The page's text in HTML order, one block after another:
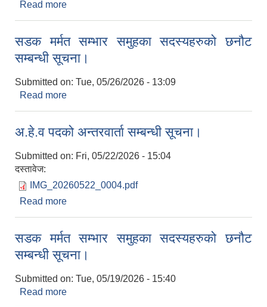
Read more
सडक मर्मत सम्भार समुहका सदस्यहरुको छनौट
सम्बन्धी सूचना।
Submitted on: Tue, 05/26/2026 - 13:09
Read more
अ.हे.व पदको अन्तरवार्ता सम्बन्धी सूचना।
Submitted on: Fri, 05/22/2026 - 15:04
दस्तावेज:
IMG_20260522_0004.pdf
Read more
सडक मर्मत सम्भार समुहका सदस्यहरुको छनौट
सम्बन्धी सूचना।
Submitted on: Tue, 05/19/2026 - 15:40
Read more